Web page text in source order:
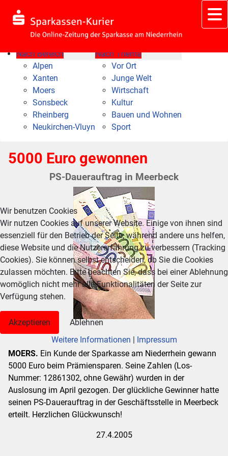
Nach Bereich
Alpen
Xanten
Moers
Sonsbeck
Rheinberg
Neukirchen-Vluyn
Nach Thema
Vor Ort
Junge Welt
Wirtschaft
Kultur
Bauen und Wohnen
Sport
5000 Euro gewonnen
PS-Dauerauftrag in Meerbeck
MOERS. Ein Kunde der Sparkasse am Niederrhein gewann
5000 Euro beim Prämiensparen. Seine Zahlen (Los-
Nummer: 12861302, ohne Gewähr) wurden in der
Auslosung im April gezogen. Der glückliche Gewinner hatte
seinen PS-Dauerauftrag in der Geschäftsstelle in Meerbeck
erteilt. Herzlichen Glückwunsch!
27.4.2005
Wir benutzen Cookies
Wir nutzen Cookies auf unserer Website. Einige von ihnen sind
essenziell für den Betrieb der Seite, während andere uns helfen,
diese Website und die Nutzererfahrung zu verbessern (Tracking
Cookies). Sie können selbst entscheiden, ob Sie die Cookies
zulassen möchten. Bitte beachten Sie, dass bei einer Ablehnung
womöglich nicht mehr alle Funktionalitäten der Seite zur
Verfügung stehen.
Akzeptieren
Ablehnen
Weitere Informationen | Impressum